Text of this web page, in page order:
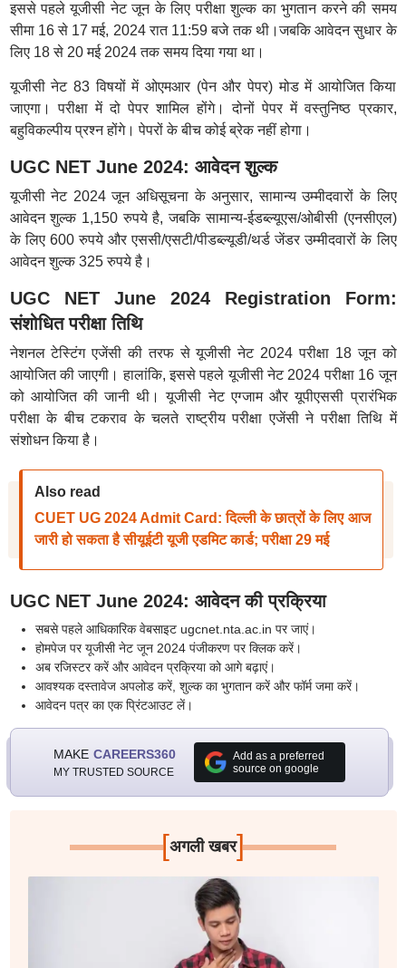
इससे पहले यूजीसी नेट जून के लिए परीक्षा शुल्क का भुगतान करने की समय
सीमा 16 से 17 मई, 2024 रात 11:59 बजे तक थी।जबकि आवेदन सुधार के
लिए 18 से 20 मई 2024 तक समय दिया गया था।
यूजीसी नेट 83 विषयों में ओएमआर (पेन और पेपर) मोड में आयोजित किया
जाएगा। परीक्षा में दो पेपर शामिल होंगे। दोनों पेपर में वस्तुनिष्ठ प्रकार,
बहुविकल्पीय प्रश्न होंगे। पेपरों के बीच कोई ब्रेक नहीं होगा।
UGC NET June 2024: आवेदन शुल्क
यूजीसी नेट 2024 जून अधिसूचना के अनुसार, सामान्य उम्मीदवारों के लिए
आवेदन शुल्क 1,150 रुपये है, जबकि सामान्य-ईडब्ल्यूएस/ओबीसी (एनसीएल)
के लिए 600 रुपये और एससी/एसटी/पीडब्ल्यूडी/थर्ड जेंडर उम्मीदवारों के लिए
आवेदन शुल्क 325 रुपये है।
UGC NET June 2024 Registration Form:
संशोधित परीक्षा तिथि
नेशनल टेस्टिंग एजेंसी की तरफ से यूजीसी नेट 2024 परीक्षा 18 जून को
आयोजित की जाएगी। हालांकि, इससे पहले यूजीसी नेट 2024 परीक्षा 16 जून
को आयोजित की जानी थी। यूजीसी नेट एग्जाम और यूपीएससी प्रारंभिक
परीक्षा के बीच टकराव के चलते राष्ट्रीय परीक्षा एजेंसी ने परीक्षा तिथि में
संशोधन किया है।
Also read
CUET UG 2024 Admit Card: दिल्ली के छात्रों के लिए आज
जारी हो सकता है सीयूईटी यूजी एडमिट कार्ड; परीक्षा 29 मई
UGC NET June 2024: आवेदन की प्रक्रिया
सबसे पहले आधिकारिक वेबसाइट ugcnet.nta.ac.in पर जाएं।
होमपेज पर यूजीसी नेट जून 2024 पंजीकरण पर क्लिक करें।
अब रजिस्टर करें और आवेदन प्रक्रिया को आगे बढ़ाएं।
आवश्यक दस्तावेज अपलोड करें, शुल्क का भुगतान करें और फॉर्म जमा करें।
आवेदन पत्र का एक प्रिंटआउट लें।
MAKE CAREERS360
MY TRUSTED SOURCE
Add as a preferred
source on google
[अगली खबर]